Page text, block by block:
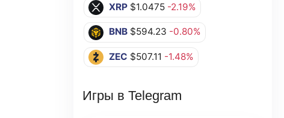
XRP $1.0475 -2.19%
BNB $594.23 -0.80%
ZEC $507.11 -1.48%
Игры в Telegram